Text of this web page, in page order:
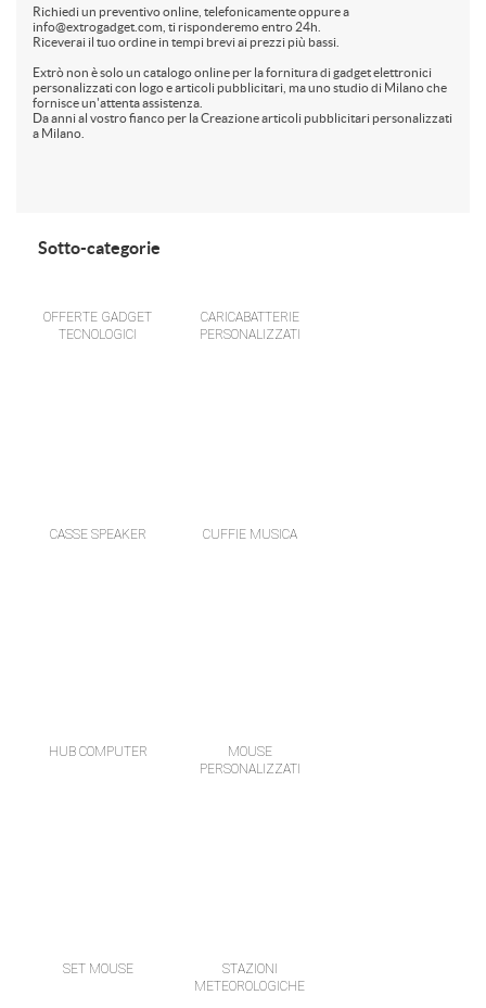
Richiedi un preventivo online, telefonicamente oppure a
info@extrogadget.com, ti risponderemo entro 24h.
Riceverai il tuo ordine in tempi brevi ai prezzi più bassi.
Extrò non è solo un catalogo online per la fornitura di gadget elettronici
personalizzati con logo e articoli pubblicitari, ma uno studio di Milano che
fornisce un'attenta assistenza.
Da anni al vostro fianco per la Creazione articoli pubblicitari personalizzati
a Milano.
Sotto-categorie
OFFERTE GADGET
TECNOLOGICI
CARICABATTERIE
PERSONALIZZATI
CASSE SPEAKER CUFFIE MUSICA
HUB COMPUTER
MOUSE
PERSONALIZZATI
SET MOUSE
STAZIONI
METEOROLOGICHE